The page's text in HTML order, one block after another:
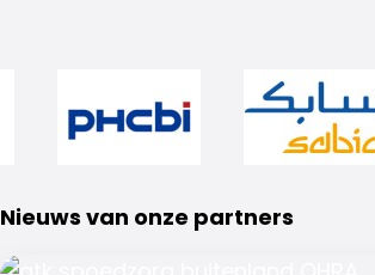
Nieuws van onze partners